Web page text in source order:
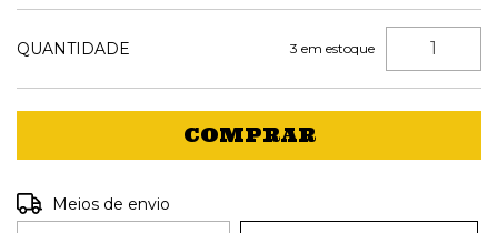
QUANTIDADE 3 em estoque
Entregas para o CEP:
Meios de envio